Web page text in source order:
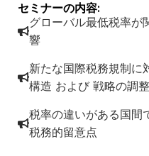
セミナーの内容:
グローバル最低税率が
響
新たな国際税務規制に
構造 および 戦略の調
税率の違いがある国間
税務的留意点